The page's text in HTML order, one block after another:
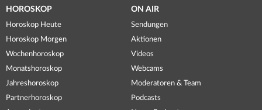
HOROSKOP
Horoskop Heute
Horoskop Morgen
Wochenhoroskop
Monatshoroskop
Jahreshoroskop
Partnerhoroskop
ON AIR
Sendungen
Aktionen
Videos
Webcams
Moderatoren & Team
Podcasts